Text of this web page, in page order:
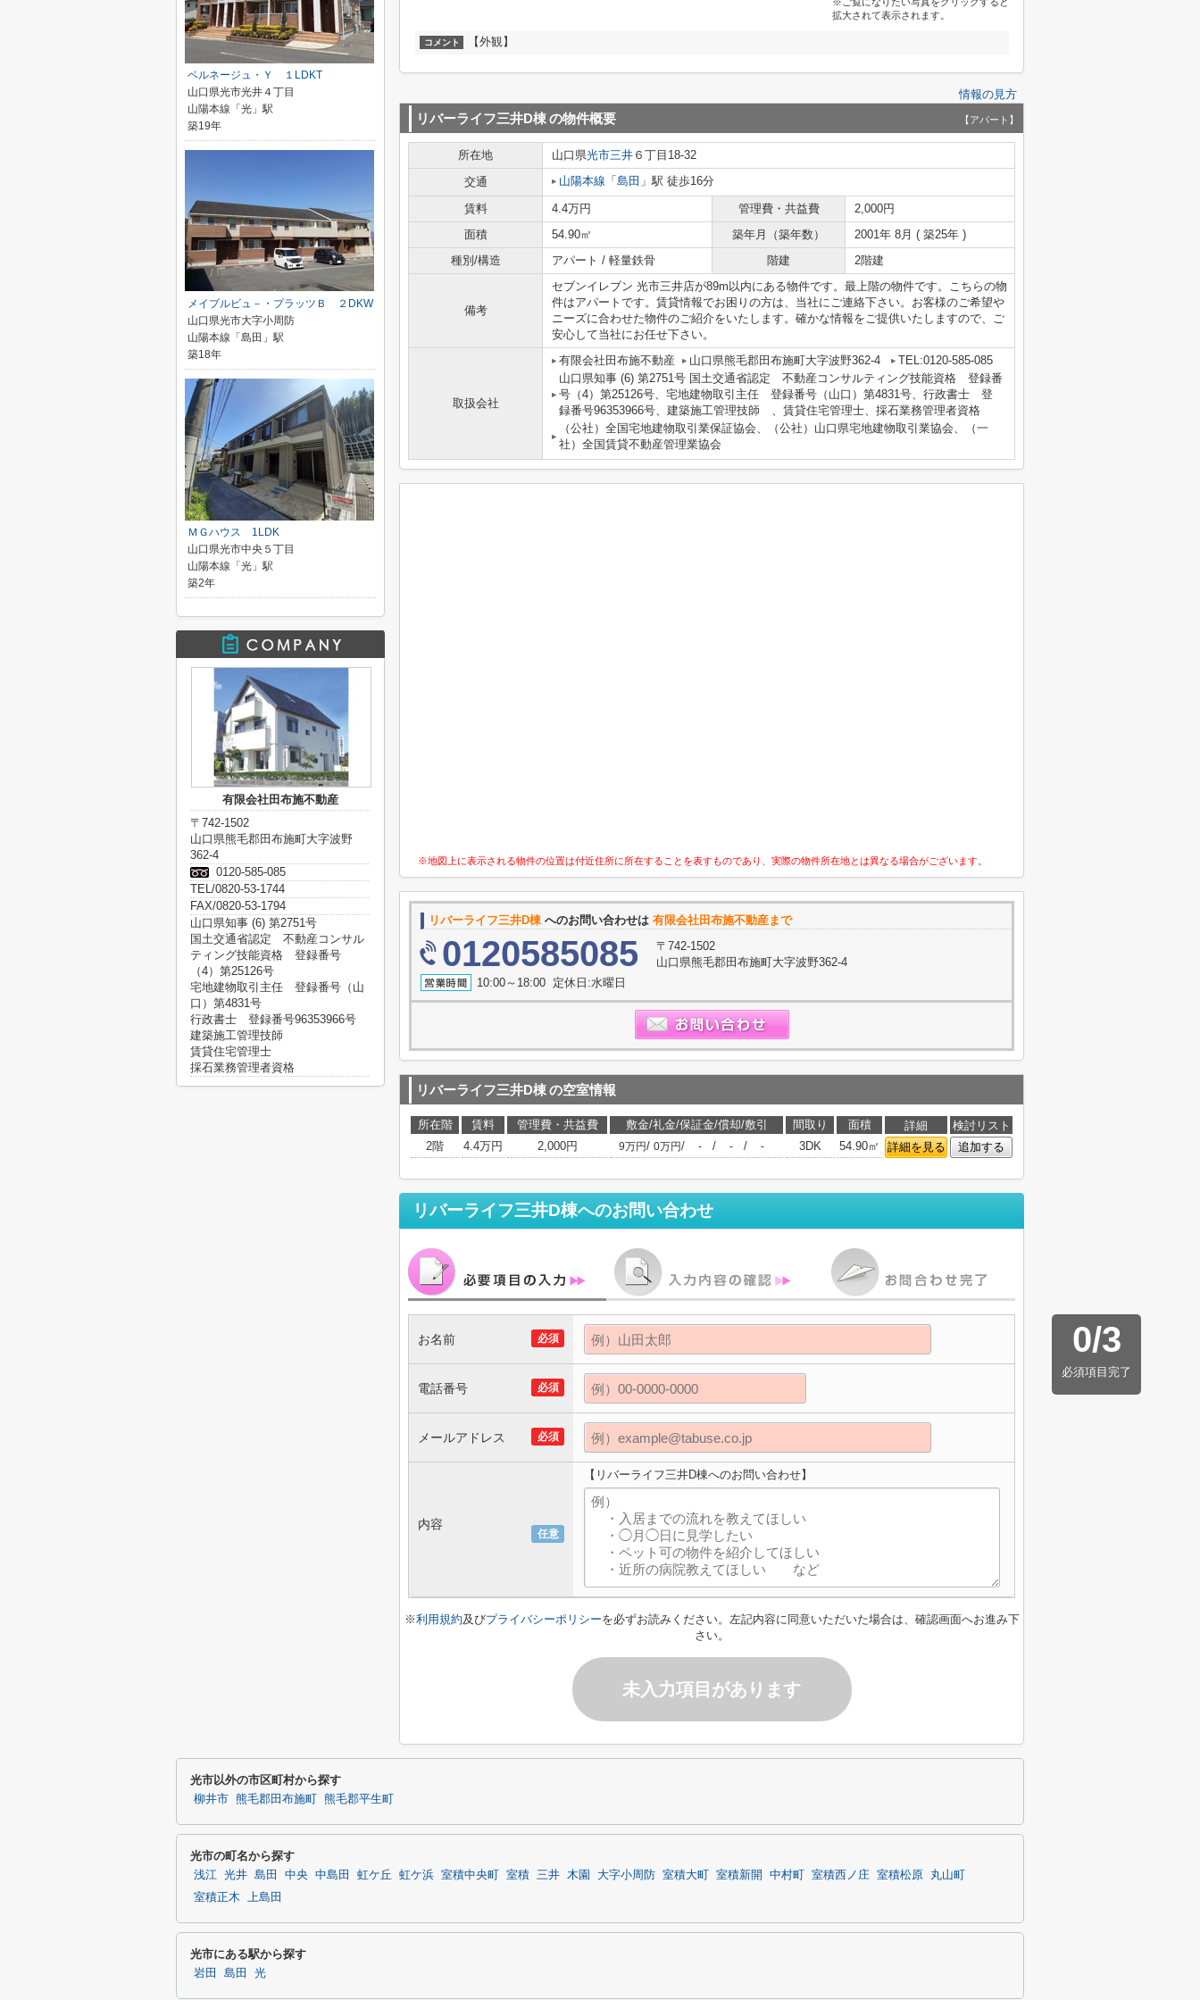
拡大されて表示されます。
コメント 【外観】
情報の見方
リバーライフ三井D棟の物件概要 【アパート】
所在地 山口県光市三井 ６丁目18-32
交通
山陽本線 「 島田 」駅 徒歩16分
賃料 4.4万円 管理費・共益費
2,000円
面積
54.90㎡ 築年月（築年数）
2001年 8月 ( 築25年 )
種別/構造
アパート / 軽量鉄骨 階建 2階建
備考
セブンイレブン 光市三井店が89m以内にある物件です。最上階の物件です。こちらの物
件はアパートです。賃貸情報でお困りの方は、当社にご連絡下さい。お客様のご希望や
ニーズに合わせた物件のご紹介をいたします。確かな情報をご提供いたしますので、ご
安心して当社にお任せ下さい。
取扱会社
有限会社田布施不動産 山口県熊毛郡田布施町大字波野362-4
TEL:0120-585-085
山口県知事 (6) 第2751号 国土交通省認定 不動産コンサルティング技能資格 登録番
号（4）第25126号、宅地建物取引主任 登録番号（山口）第4831号、行政書士 登
録番号96353966号、建築施工管理技師 、賃貸住宅管理士、採石業務管理者資格
（公社）全国宅地建物取引業保証協会、（公社）山口県宅地建物取引業協会、（一
社）全国賃貸不動産管理業協会
※地図上に表示される物件の位置は付近住所に所在することを表すものであり、実際の物件所在地とは異なる場合がございます。
リバーライフ三井D棟 へのお問い合わせは 有限会社田布施不動産まで
0120585085
〒742-1502
山口県熊毛郡田布施町大字波野362-4
10:00～18:00 定休日:水曜日
リバーライフ三井D棟の空室情報
所在階 賃料 管理費・共益費 敷金/礼金/保証金/償却/敷引 間取り 面積 詳細
検討リスト
2階
4.4万円 2,000円 9万円/ 0万円/ - / - / - 3DK 54.90㎡ 詳細を見る 追加する
リバーライフ三井D棟へのお問い合わせ
0/3
必須項目完了
必須
お名前
必須
電話番号
必須
メールアドレス
任意
内容
【リバーライフ三井D棟へのお問い合わせ】
※利用規約及びプライバシーポリシーを必ずお読みください。左記内容に同意いただいた場合は、確認画面へお進み下
さい。
未入力項目があります
ベルネージュ・Ｙ １LDKT
山口県光市光井４丁目
山陽本線「光」駅
築19年
メイプルビュ－・プラッツＢ ２DKW
山口県光市大字小周防
山陽本線「島田」駅
築18年
ＭＧハウス 1LDK
山口県光市中央５丁目
山陽本線「光」駅
築2年
有限会社田布施不動産
〒742-1502
山口県熊毛郡田布施町大字波野
362-4
0120-585-085
TEL/0820-53-1744
FAX/0820-53-1794
山口県知事 (6) 第2751号
国土交通省認定 不動産コンサル
ティング技能資格 登録番号
（4）第25126号
宅地建物取引主任 登録番号（山
口）第4831号
行政書士 登録番号96353966号
建築施工管理技師
賃貸住宅管理士
採石業務管理者資格
光市以外の市区町村から探す
柳井市 熊毛郡田布施町 熊毛郡平生町
光市の町名から探す
浅江 光井 島田 中央 中島田 虹ケ丘 虹ケ浜 室積中央町 室積 三井 木園 大字小周防 室積大町 室積新開 中村町 室積西ノ庄 室積松原
丸山町
室積正木
上島田
光市にある駅から探す
岩田 島田 光